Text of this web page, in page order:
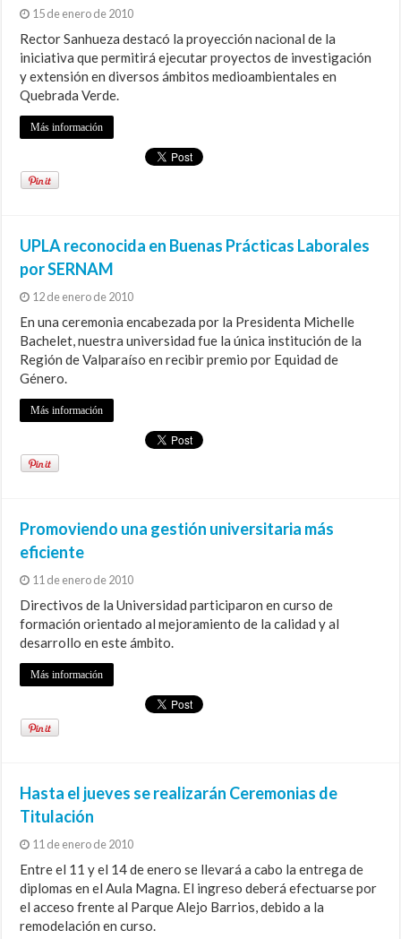
15 de enero de 2010
Rector Sanhueza destacó la proyección nacional de la
iniciativa que permitirá ejecutar proyectos de investigación
y extensión en diversos ámbitos medioambientales en
Quebrada Verde.
Más información
UPLA reconocida en Buenas Prácticas Laborales
por SERNAM
12 de enero de 2010
En una ceremonia encabezada por la Presidenta Michelle
Bachelet, nuestra universidad fue la única institución de la
Región de Valparaíso en recibir premio por Equidad de
Género.
Más información
Promoviendo una gestión universitaria más
eficiente
11 de enero de 2010
Directivos de la Universidad participaron en curso de
formación orientado al mejoramiento de la calidad y al
desarrollo en este ámbito.
Más información
Hasta el jueves se realizarán Ceremonias de
Titulación
11 de enero de 2010
Entre el 11 y el 14 de enero se llevará a cabo la entrega de
diplomas en el Aula Magna. El ingreso deberá efectuarse por
el acceso frente al Parque Alejo Barrios, debido a la
remodelación en curso.